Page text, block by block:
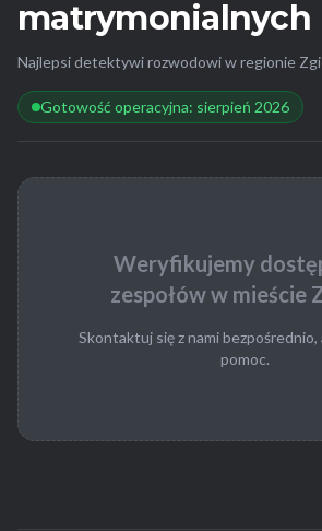
matrymonialnych
Najlepsi detektywi rozwodowi w regionie
Gotowość operacyjna: sierpień 2026
Weryfikujemy
zespołów w mieście
Skontaktuj się z nami bezpośrednio,
pomoc.